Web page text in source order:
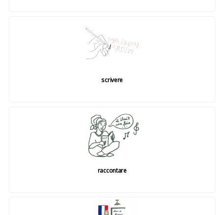
scrivere
raccontare